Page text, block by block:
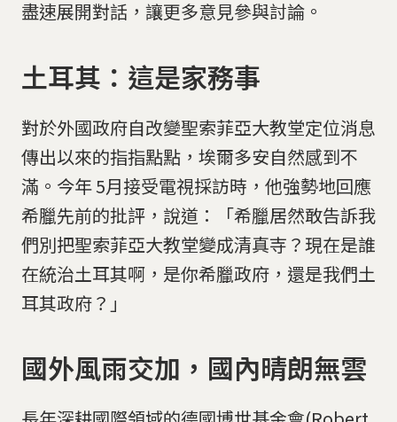
盡速展開對話，讓更多意見參與討論。
土耳其：這是家務事
對於外國政府自改變聖索菲亞大教堂定位消息
傳出以來的指指點點，埃爾多安自然感到不
滿。今年 5月接受電視採訪時，他強勢地回應
希臘先前的批評，說道：「希臘居然敢告訴我
們別把聖索菲亞大教堂變成清真寺？現在是誰
在統治土耳其啊，是你希臘政府，還是我們土
耳其政府？」
國外風雨交加，國內晴朗無雲